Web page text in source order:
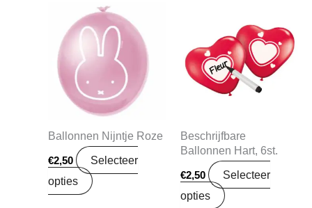
Ballonnen Nijntje Roze
€2,50
Selecteer
opties
Beschrijfbare
Ballonnen Hart, 6st.
€2,50
Selecteer
opties